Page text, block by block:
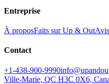
Entreprise
À proposFaits sur Up & OutAvis
Contact
+1-438-900-9990
Ville-Marie, QC H3C 0X6,